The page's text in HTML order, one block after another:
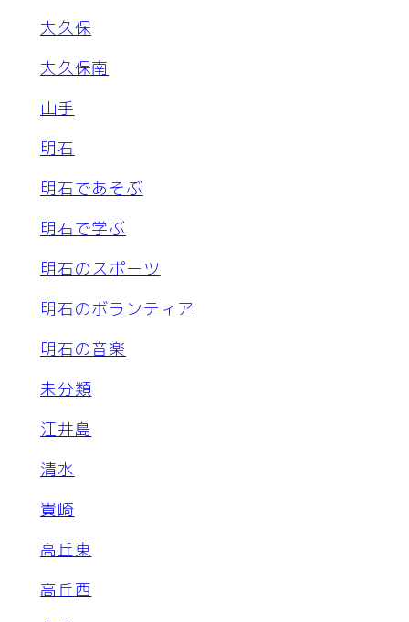
大久保
大久保南
山手
明石
明石であそぶ
明石で学ぶ
明石のスポーツ
明石のボランティア
明石の音楽
未分類
江井島
清水
貴崎
高丘東
高丘西